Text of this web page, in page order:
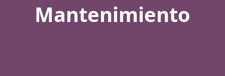
Mantenimiento